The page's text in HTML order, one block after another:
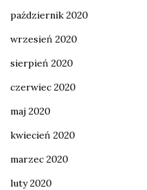
październik 2020
wrzesień 2020
sierpień 2020
czerwiec 2020
maj 2020
kwiecień 2020
marzec 2020
luty 2020